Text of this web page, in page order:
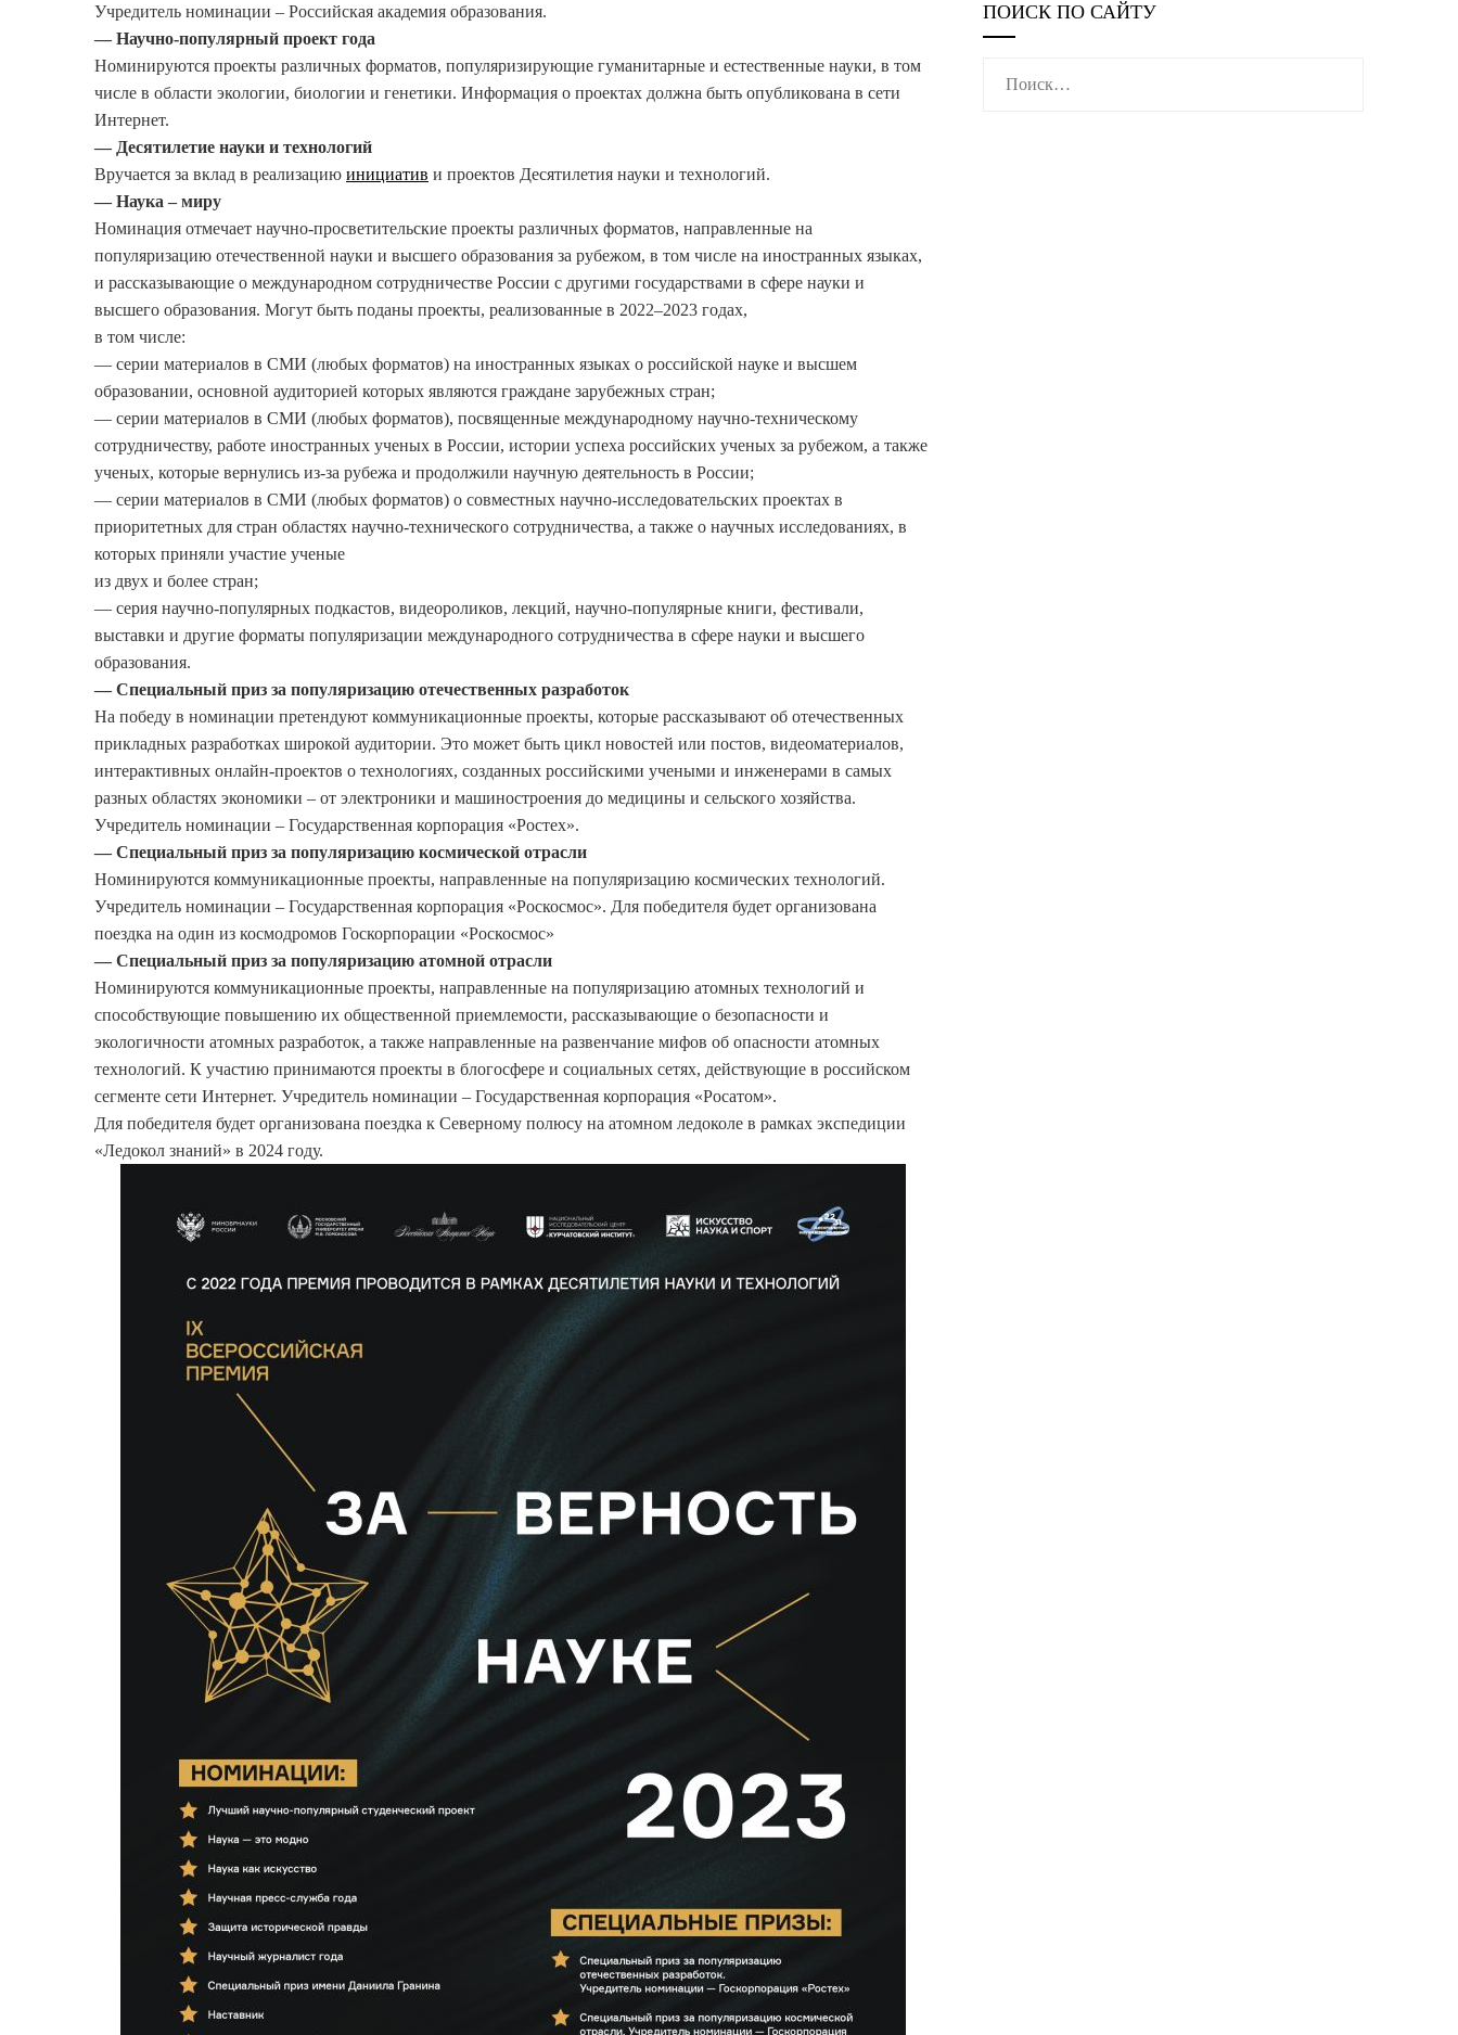
Учредитель номинации – Российская академия образования.
— Научно-популярный проект года
Номинируются проекты различных форматов, популяризирующие гуманитарные и естественные науки, в том
числе в области экологии, биологии и генетики. Информация о проектах должна быть опубликована в сети
Интернет.
— Десятилетие науки и технологий
Вручается за вклад в реализацию инициатив и проектов Десятилетия науки и технологий.
— Наука – миру
Номинация отмечает научно-просветительские проекты различных форматов, направленные на
популяризацию отечественной науки и высшего образования за рубежом, в том числе на иностранных языках,
и рассказывающие о международном сотрудничестве России с другими государствами в сфере науки и
высшего образования. Могут быть поданы проекты, реализованные в 2022–2023 годах,
в том числе:
— серии материалов в СМИ (любых форматов) на иностранных языках о российской науке и высшем
образовании, основной аудиторией которых являются граждане зарубежных стран;
— серии материалов в СМИ (любых форматов), посвященные международному научно-техническому
сотрудничеству, работе иностранных ученых в России, истории успеха российских ученых за рубежом, а также
ученых, которые вернулись из-за рубежа и продолжили научную деятельность в России;
— серии материалов в СМИ (любых форматов) о совместных научно-исследовательских проектах в
приоритетных для стран областях научно-технического сотрудничества, а также о научных исследованиях, в
которых приняли участие ученые
из двух и более стран;
— серия научно-популярных подкастов, видеороликов, лекций, научно-популярные книги, фестивали,
выставки и другие форматы популяризации международного сотрудничества в сфере науки и высшего
образования.
— Специальный приз за популяризацию отечественных разработок
На победу в номинации претендуют коммуникационные проекты, которые рассказывают об отечественных
прикладных разработках широкой аудитории. Это может быть цикл новостей или постов, видеоматериалов,
интерактивных онлайн-проектов о технологиях, созданных российскими учеными и инженерами в самых
разных областях экономики – от электроники и машиностроения до медицины и сельского хозяйства.
Учредитель номинации – Государственная корпорация «Ростех».
— Специальный приз за популяризацию космической отрасли
Номинируются коммуникационные проекты, направленные на популяризацию космических технологий.
Учредитель номинации – Государственная корпорация «Роскосмос». Для победителя будет организована
поездка на один из космодромов Госкорпорации «Роскосмос»
— Специальный приз за популяризацию атомной отрасли
Номинируются коммуникационные проекты, направленные на популяризацию атомных технологий и
способствующие повышению их общественной приемлемости, рассказывающие о безопасности и
экологичности атомных разработок, а также направленные на развенчание мифов об опасности атомных
технологий. К участию принимаются проекты в блогосфере и социальных сетях, действующие в российском
сегменте сети Интернет. Учредитель номинации – Государственная корпорация «Росатом».
Для победителя будет организована поездка к Северному полюсу на атомном ледоколе в рамках экспедиции
«Ледокол знаний» в 2024 году.
ПОИСК ПО САЙТУ